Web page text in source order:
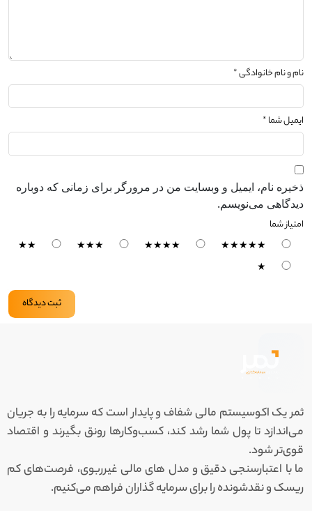
نام و نام خانوادگی *
ایمیل شما *
ذخیره نام، ایمیل و وبسایت من در مرورگر برای زمانی که دوباره
دیدگاهی می‌نویسم.
امتیاز شما
★★★★★
★★★★
★★★
★★
★
ثبت دیدگاه
ثمر یک اکوسیستم مالی شفاف و پایدار است که سرمایه را به جریان
می‌اندازد تا پول شما رشد کند، کسب‌وکارها رونق بگیرند و اقتصاد
قوی‌تر شود.
ما با اعتبارسنجی دقیق و مدل‌ های مالی غیرربوی، فرصت‌های کم
‌ریسک و نقدشونده‌ را برای سرمایه‌ گذاران فراهم می‌کنیم.